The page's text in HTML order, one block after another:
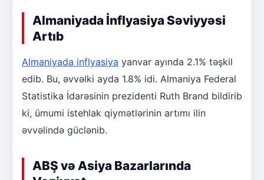
Almaniyada İnflyasiya Səviyyəsi
Artıb
Almaniyada inflyasiya yanvar ayında 2.1% təşkil
edib. Bu, əvvəlki ayda 1.8% idi. Almaniya Federal
Statistika İdarəsinin prezidenti Ruth Brand bildirib
ki, ümumi istehlak qiymətlərinin artımı ilin
əvvəlində güclənib.
ABŞ və Asiya Bazarlarında